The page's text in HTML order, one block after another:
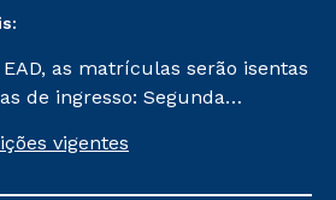
as matrículas serão isentas
de ingresso: Segunda
taxa de matrícula será de R$
vigentes